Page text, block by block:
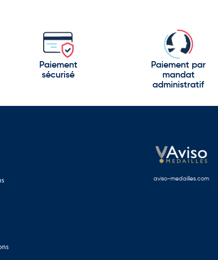
et ouverture internationale.
Paiement
sécurisé
Paiement par
mandat
administratif
aviso-medailles.com